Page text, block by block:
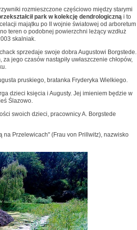
rozmieszczone częściowo między starymi
park w kolekcję dendrologiczną i to
majątku po II wojnie światowej od arboretum
teren o podobnej powierzchni leżący wzdłuż
skalniak.
sprzedaje swoje dobra Augustowi Borgstede.
jego czasów nastąpiły uwłaszczenie chłopów,
pruskiego, bratanka Fryderyka Wielkiego.
dzieci księcia i Augusty. Jej imieniem będzie w
Ślazowo.
swoich dzieci, pracownicy A. Borgstede
na Przelewicach" (Frau von Prillwitz), nazwisko